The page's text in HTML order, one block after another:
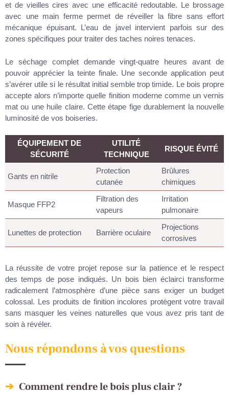
et de vieilles cires avec une efficacité redoutable. Le brossage
avec une main ferme permet de réveiller la fibre sans effort
mécanique épuisant. L’eau de javel intervient parfois sur des
zones spécifiques pour traiter des taches noires tenaces.
Le séchage complet demande vingt-quatre heures avant de
pouvoir apprécier la teinte finale. Une seconde application peut
s’avérer utile si le résultat initial semble trop timide. Le bois propre
accepte alors n’importe quelle finition moderne comme un vernis
mat ou une huile claire. Cette étape fige durablement la nouvelle
luminosité de vos boiseries.
ÉQUIPEMENT DE
SÉCURITÉ
UTILITÉ
TECHNIQUE
RISQUE ÉVITÉ
Gants en nitrile
Protection
cutanée
Brûlures
chimiques
Masque FFP2
Filtration des
vapeurs
Irritation
pulmonaire
Lunettes de protection Barrière oculaire
Projections
corrosives
La réussite de votre projet repose sur la patience et le respect
des temps de pose indiqués. Un bois bien éclairci transforme
radicalement l’atmosphère d’une pièce sans exiger un budget
colossal. Les produits de finition incolores protègent votre travail
sans masquer les veines naturelles que vous avez pris tant de
soin à révéler.
Nous répondons à vos questions
Comment rendre le bois plus clair ?